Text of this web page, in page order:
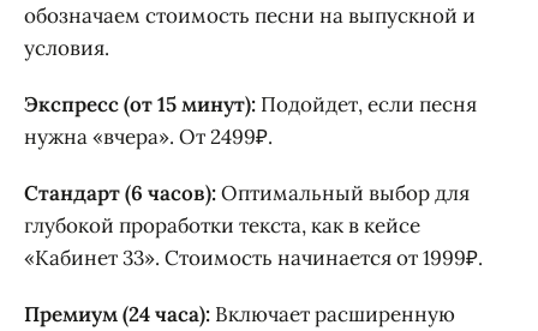
обозначаем стоимость песни на выпускной и
условия.
Экспресс (от 15 минут): Подойдет, если песня
нужна «вчера». От 2499₽.
Стандарт (6 часов):Оптимальный выбор для
глубокой проработки текста, как в кейсе
«Кабинет 33». Стоимость начинается от 1999₽.
Премиум (24 часа): Включает расширенную